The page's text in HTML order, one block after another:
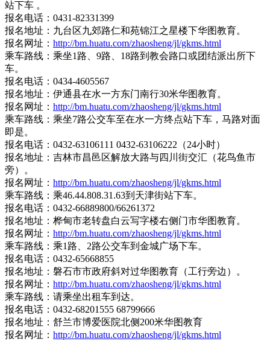
站下车 。
报名电话：0431-82331399
报名地址：九台区九郊路仁和苑锦江之星楼下华图教育。
报名网址： http://bm.huatu.com/zhaosheng/jl/gkms.html
乘车路线：乘坐1路、9路、18路到教会路口或团结派出所下
车。
报名电话：0434-4605567
报名地址：伊通县在水一方东门南行30米华图教育。
报名网址： http://bm.huatu.com/zhaosheng/jl/gkms.html
乘车路线：乘坐7路公交车至在水一方终点站下车，马路对面
即是。
报名电话：0432-63106111 0432-63106222（24小时）
报名地址：吉林市昌邑区解放大路与四川街交汇（花鸟鱼市
旁）。
报名网址： http://bm.huatu.com/zhaosheng/jl/gkms.html
乘车路线：乘46.44.808.31.63到天津街站下车。
报名电话：0432-66889800/66261372
报名地址：桦甸市老转盘白云写字楼右侧门市华图教育。
报名网址： http://bm.huatu.com/zhaosheng/jl/gkms.html
乘车路线：乘1路、2路公交车到金城广场下车。
报名电话：0432-65668855
报名地址：磐石市市政府斜对过华图教育（工行旁边）。
报名网址： http://bm.huatu.com/zhaosheng/jl/gkms.html
乘车路线：请乘坐出租车到达。
报名电话：0432-68201555 68799666
报名地址：舒兰市博爱医院北侧200米华图教育
报名网址： http://bm.huatu.com/zhaosheng/jl/gkms.html